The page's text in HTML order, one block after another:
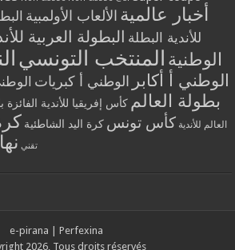
أخبار عالمية الألعاب الأولمبية
للأندية البطلة البطولة العربية
الوطنية المنتخب التونسي
الوطني أ أكابر الوطني أ كبريات
بطولة العالم كأس إفريقيا للأندية
العالم للأندية كأس تونس كرة اليد الشاطئية
تقني
e-pirana
Perfexina
2026, Tous droits réservés